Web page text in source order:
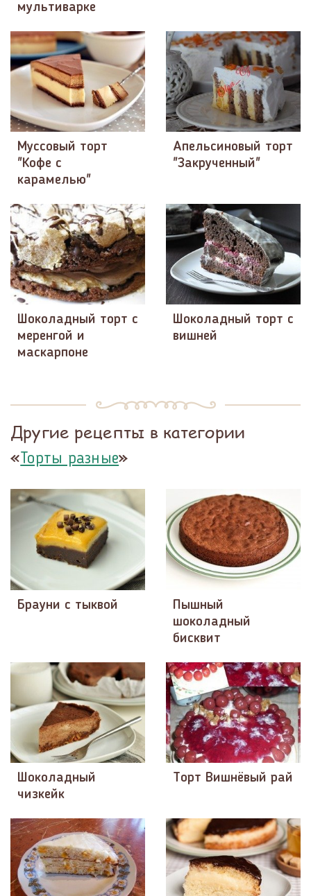
мультиварке
Муссовый торт
"Кофе с
карамелью"
Апельсиновый торт
"Закрученный"
Шоколадный торт с
меренгой и
маскарпоне
Шоколадный торт с
вишней
Другие рецепты в категории
« Торты разные»
Брауни с тыквой
Пышный
шоколадный
бисквит
Шоколадный
чизкейк
Торт Вишнёвый рай